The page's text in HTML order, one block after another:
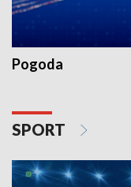
Pogoda
SPORT